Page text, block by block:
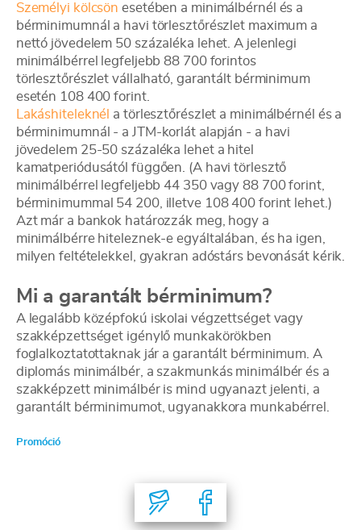
Személyi kölcsön esetében a minimálbérnél és a
bérminimumnál a havi törlesztőrészlet maximum a
nettó jövedelem 50 százaléka lehet. A jelenlegi
minimálbérrel legfeljebb 88 700 forintos
törlesztőrészlet vállalható, garantált bérminimum
esetén 108 400 forint.
Lakáshiteleknél a törlesztőrészlet a minimálbérnél és a
bérminimumnál - a JTM-korlát alapján - a havi
jövedelem 25-50 százaléka lehet a hitel
kamatperiódusától függően. (A havi törlesztő
minimálbérrel legfeljebb 44 350 vagy 88 700 forint,
bérminimummal 54 200, illetve 108 400 forint lehet.)
Azt már a bankok határozzák meg, hogy a
minimálbérre hiteleznek-e egyáltalában, és ha igen,
milyen feltételekkel, gyakran adóstárs bevonását kérik.
Mi a garantált bérminimum?
A legalább középfokú iskolai végzettséget vagy
szakképzettséget igénylő munkakörökben
foglalkoztatottaknak jár a garantált bérminimum. A
diplomás minimálbér, a szakmunkás minimálbér és a
szakképzett minimálbér is mind ugyanazt jelenti, a
garantált bérminimumot, ugyanakkora munkabérrel.
Promóció